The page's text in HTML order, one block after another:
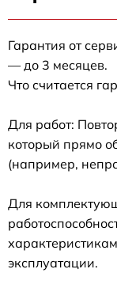
Гарантия от
— до 3 месяцев.
Что считается
Для работ:
который прямо
(например,
Для
эксплуатации.